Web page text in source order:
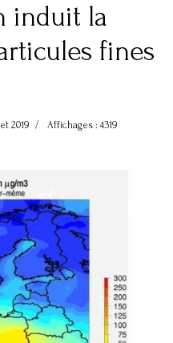
induit la
fines
2019 Affichages : 4319